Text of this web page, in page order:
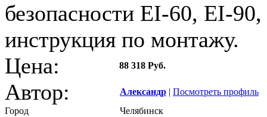
безопасности EI-60, EI-90,
инструкция по монтажу.
Цена:
88 318 Руб.
Автор: Александр | Посмотреть профиль
Город
Челябинск